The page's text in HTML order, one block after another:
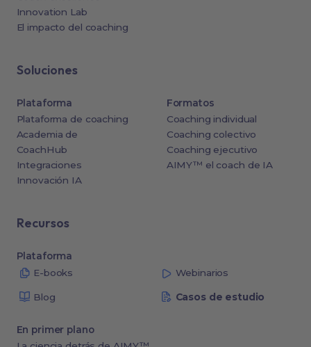
Innovation Lab
El impacto del coaching
Soluciones
Plataforma
Plataforma de coaching
Academia de
CoachHub
Integraciones
Innovación IA
Formatos
Coaching individual
Coaching colectivo
Coaching ejecutivo
AIMY™ el coach de IA
Recursos
Plataforma
E-books
Webinarios
Blog Casos de estudio
En primer plano